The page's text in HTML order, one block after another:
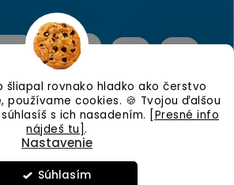
rovnako hladko ako čerstvo
používame cookies. 🍪 Tvojou ďalšou
s ich nasadením. [Presné info
nájdeš tu].
Nastavenie
Súhlasím
nastavenie cookies